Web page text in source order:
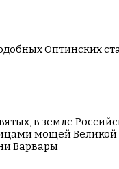
Оптинских
в земле
мощей Великой
Варвары